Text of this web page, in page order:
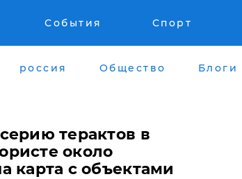
События Спорт
россия Общество Блоги
терактов в
около
карта с объектами